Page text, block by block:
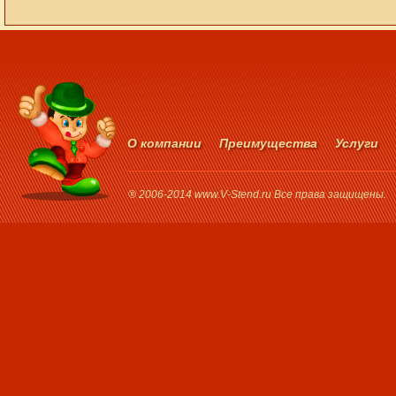
О компании Преимущества Услуги
® 2006-2014 www.V-Stend.ru Все права защищены.